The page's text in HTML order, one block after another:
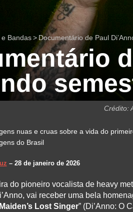
Bandas >Documentário de Paul
Crédito:
nuas e cruas sobre a vida do
do Brasil
– 28 de janeiro de 2026
do pioneiro vocalista de heavy
vai receber uma bela
Lost Singer” (Di’Anno: O